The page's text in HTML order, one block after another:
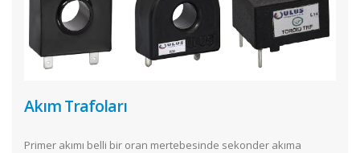
Akım Trafoları
Primer akımı belli bir oran mertebesinde sekonder akıma